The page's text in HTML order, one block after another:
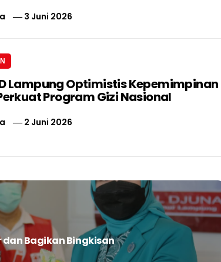
3 Juni 2026
Lampung Optimistis Kepemimpinan
Program Gizi Nasional
2 Juni 2026
dan Bagikan Bingkisan